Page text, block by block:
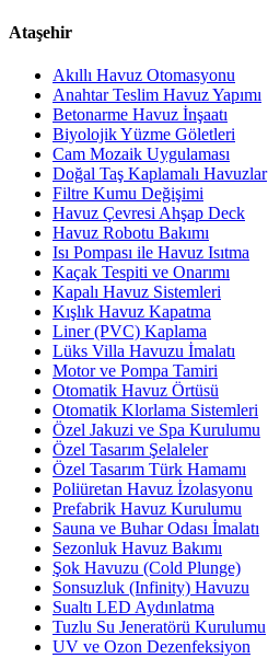
Ataşehir
Akıllı Havuz Otomasyonu
Anahtar Teslim Havuz Yapımı
Betonarme Havuz İnşaatı
Biyolojik Yüzme Göletleri
Cam Mozaik Uygulaması
Doğal Taş Kaplamalı Havuzlar
Filtre Kumu Değişimi
Havuz Çevresi Ahşap Deck
Havuz Robotu Bakımı
Isı Pompası ile Havuz Isıtma
Kaçak Tespiti ve Onarımı
Kapalı Havuz Sistemleri
Kışlık Havuz Kapatma
Liner (PVC) Kaplama
Lüks Villa Havuzu İmalatı
Motor ve Pompa Tamiri
Otomatik Havuz Örtüsü
Otomatik Klorlama Sistemleri
Özel Jakuzi ve Spa Kurulumu
Özel Tasarım Şelaleler
Özel Tasarım Türk Hamamı
Poliüretan Havuz İzolasyonu
Prefabrik Havuz Kurulumu
Sauna ve Buhar Odası İmalatı
Sezonluk Havuz Bakımı
Şok Havuzu (Cold Plunge)
Sonsuzluk (Infinity) Havuzu
Sualtı LED Aydınlatma
Tuzlu Su Jeneratörü Kurulumu
UV ve Ozon Dezenfeksiyon